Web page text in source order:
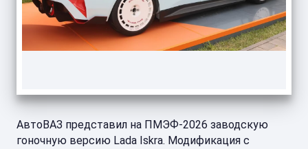
АвтоВАЗ представил на ПМЭФ-2026 заводскую
гоночную версию Lada Iskra. Модификация с